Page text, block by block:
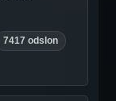
7417 odslon